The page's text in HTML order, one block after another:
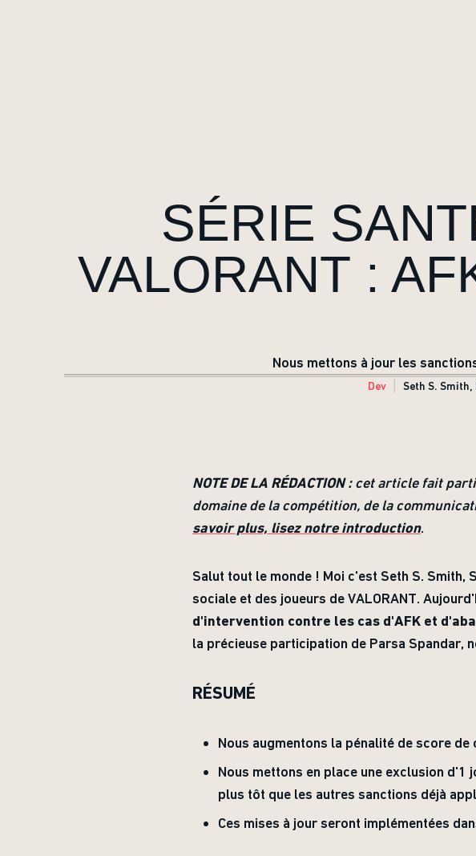
SÉRIE
VALORANT :
Nous mettons à jour les
Dev Seth S.
NOTE DE LA RÉDACTION :cet article fait
domaine de la compétition, de la
savoir plus, lisez notre introduction.
Salut tout le monde ! Moi c'est Seth S. Smith,
sociale et des joueurs de VALORANT.
d'intervention contre les cas d'AFK et
la précieuse participation de Parsa Spandar,
RÉSUMÉ
Nous augmentons la pénalité de score
Nous mettons en place une exclusion
plus tôt que les autres sanctions déjà
Ces mises à jour seront implémentées